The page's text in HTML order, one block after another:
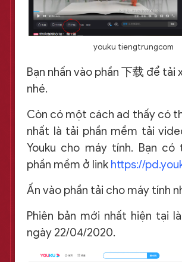
youku tiengtrungcom
Bạn nhấn vào phần 下载 để tải
nhé.
Còn có một cách ad thấy có
nhất là tải phần mềm tải
Youku cho máy tính. Bạn
phần mềm ở link https://
Ấn vào phần tải cho máy tính
Phiên bản mới nhất hiện tại là
ngày 22/04/2020.